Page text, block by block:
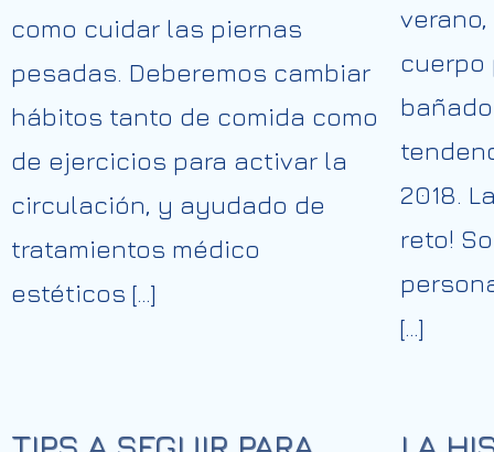
como cuidar las piernas
pesadas. Deberemos cambiar
hábitos tanto de comida como
de ejercicios para activar la
circulación, y ayudado de
tratamientos médico
estéticos […]
cuerpo
2018.
reto!
[…]